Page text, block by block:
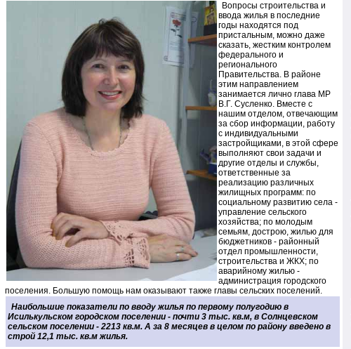
Вопросы строительства и
ввода жилья в последние
годы находятся под
пристальным, можно даже
сказать, жестким контролем
федерального и
регионального
Правительства. В районе
этим направлением
занимается лично глава МР
В.Г. Сусленко. Вместе с
нашим отделом, отвечающим
за сбор информации, работу
с индивидуальными
застройщиками, в этой сфере
выполняют свои задачи и
другие отделы и службы,
ответственные за
реализацию различных
жилищных программ: по
социальному развитию села -
управление сельского
хозяйства; по молодым
семьям, дострою, жилью для
бюджетников - районный
отдел промышленности,
строительства и ЖКХ; по
аварийному жилью -
администрация городского
поселения. Большую помощь нам оказывают также главы сельских поселений.
Наибольшие показатели по вводу жилья по первому полугодию в
Исилькульском городском поселении - почти 3 тыс. кв.м, в Солнцевском
сельском поселении - 2213 кв.м. А за 8 месяцев в целом по району введено в
строй 12,1 тыс. кв.м жилья.